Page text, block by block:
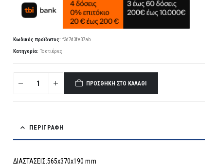
Κωδικός προϊόντος: f3d7d3fe37ab
Κατηγορία: Τοστιέρες
ΠΡΟΣΘΉΚΗ ΣΤΟ ΚΑΛΆΘΙ
ΠΕΡΙΓΡΑΦΉ
ΔΙΑΣΤΑΣΕΙΣ:565x370x190 mm